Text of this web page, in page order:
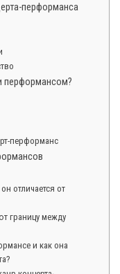
перформанса
перформансом?
перформанс
отличается от
границу между
и как она